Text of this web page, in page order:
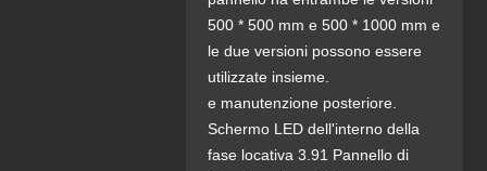
500 * 500 mm e 500 * 1000 mm e
le due versioni possono essere
utilizzate insieme.
e manutenzione posteriore.
Schermo LED dell'interno della
fase locativa 3.91 Pannello di